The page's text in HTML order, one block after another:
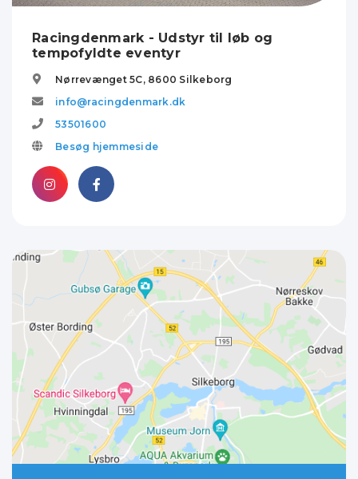
Racingdenmark - Udstyr til løb og
tempofyldte eventyr
Nørrevænget 5C, 8600 Silkeborg
info@racingdenmark.dk
53501600
Besøg hjemmeside